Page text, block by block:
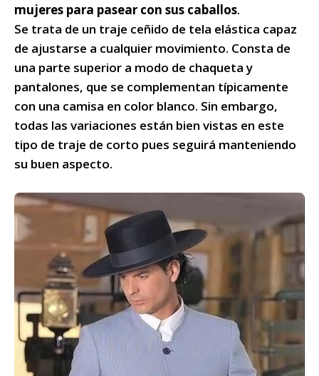
mujeres para pasear con sus caballos.
Se trata de un traje ceñido de tela elástica capaz
de ajustarse a cualquier movimiento. Consta de
una parte superior a modo de chaqueta y
pantalones, que se complementan típicamente
con una camisa en color blanco. Sin embargo,
todas las variaciones están bien vistas en este
tipo de traje de corto pues seguirá manteniendo
su buen aspecto.